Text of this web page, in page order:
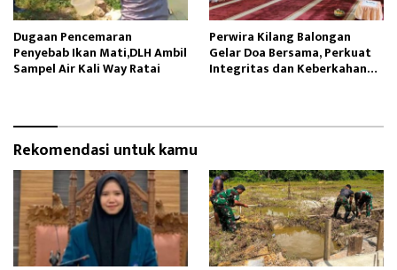
Dugaan Pencemaran
Penyebab Ikan Mati,DLH Ambil
Sampel Air Kali Way Ratai
Perwira Kilang Balongan
Gelar Doa Bersama, Perkuat
Integritas dan Keberkahan
Rekomendasi untuk kamu